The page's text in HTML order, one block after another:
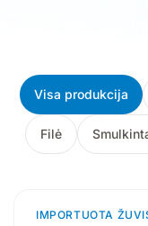
Mūsų produkcija
Visa produkcija
Filė
3
IMPORTUOTA